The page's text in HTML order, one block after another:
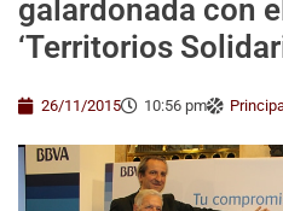
galardonada con
‘Territorios
26/11/2015 10:56 pm